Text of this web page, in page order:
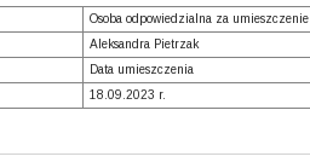
Osoba odpowiedzialna za umieszczenie
Aleksandra Pietrzak
Data umieszczenia
18.09.2023 r.